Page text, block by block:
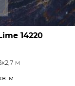
14220
м
м